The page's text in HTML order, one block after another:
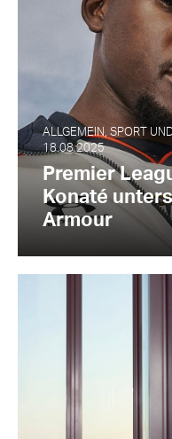
ALLGEMEIN, SPORT
18.08.2025
Premier
Konaté
Armour